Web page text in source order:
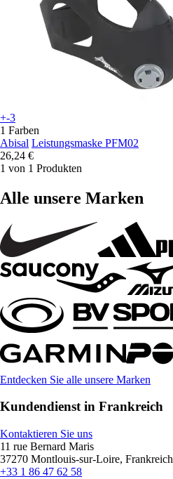
+-3
1 Farben
Abisal Leistungsmaske PFM02
26,24 €
1 von 1 Produkten
Alle unsere Marken
Entdecken Sie alle unsere Marken
Kundendienst in Frankreich
Kontaktieren Sie uns
11 rue Bernard Maris
37270 Montlouis-sur-Loire, Frankreich
+33 1 86 47 62 58